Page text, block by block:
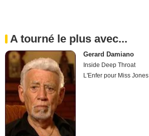
A tourné le plus avec...
Gerard Damiano
Inside Deep Throat
L'Enfer pour Miss Jones